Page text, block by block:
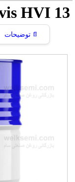
HVI 13
📄 توضیحات